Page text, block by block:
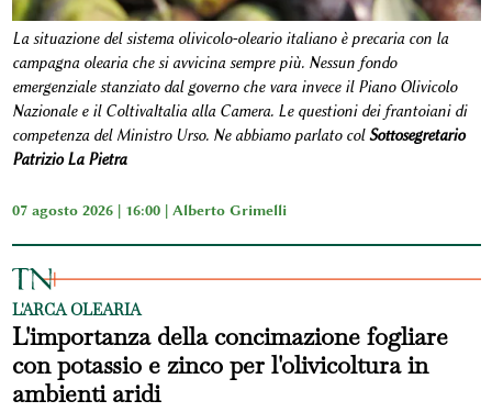
La situazione del sistema olivicolo-oleario italiano è precaria con la
campagna olearia che si avvicina sempre più. Nessun fondo
emergenziale stanziato dal governo che vara invece il Piano Olivicolo
Nazionale e il ColtivaItalia alla Camera. Le questioni dei frantoiani di
competenza del Ministro Urso. Ne abbiamo parlato colSottosegretario
Patrizio La Pietra
07 agosto 2026 | 16:00 | Alberto Grimelli
L'ARCA OLEARIA
L'importanza della concimazione fogliare
con potassio e zinco per l'olivicoltura in
ambienti aridi